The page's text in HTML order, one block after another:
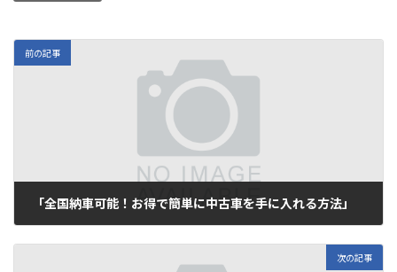
前の記事
「全国納車可能！お得で簡単に中古車を手に入れる方法」
次の記事